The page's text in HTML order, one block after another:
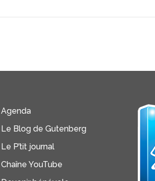
Agenda
Le Blog de Gutenberg
Le P’tit journal
Chaîne YouTube